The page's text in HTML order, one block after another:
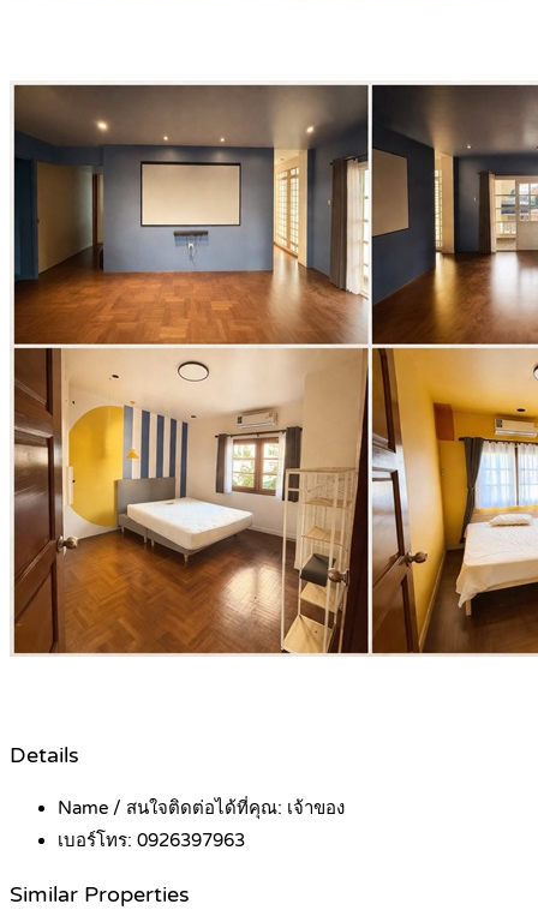
Details
Name / สนใจติดต่อได้ที่คุณ: เจ้าของ
เบอร์โทร: 0926397963
Similar Properties